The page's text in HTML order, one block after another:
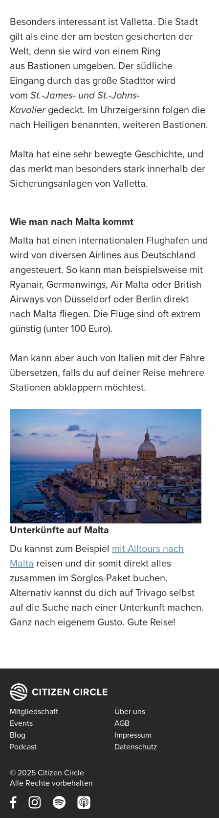
Besonders interessant ist Valletta. Die Stadt
gilt als eine der am besten gesicherten der
Welt, denn sie wird von einem Ring
aus Bastionen umgeben. Der südliche
Eingang durch das große Stadttor wird
vom St.-James- und St.-Johns-
Kavaliergedeckt. Im Uhrzeigersinn folgen die
nach Heiligen benannten, weiteren Bastionen.
Malta hat eine sehr bewegte Geschichte, und
das merkt man besonders stark innerhalb der
Sicherungsanlagen von Valletta.
Wie man nach Malta kommt
Malta hat einen internationalen Flughafen und
wird von diversen Airlines aus Deutschland
angesteuert. So kann man beispielsweise mit
Ryanair, Germanwings, Air Malta oder British
Airways von Düsseldorf oder Berlin direkt
nach Malta fliegen. Die Flüge sind oft extrem
günstig (unter 100 Euro).
Man kann aber auch von Italien mit der Fähre
übersetzen, falls du auf deiner Reise mehrere
Stationen abklappern möchtest.
Unterkünfte auf Malta
Du kannst zum Beispiel mit Alltours nach
Malta reisen und dir somit direkt alles
zusammen im Sorglos-Paket buchen.
Alternativ kannst du dich auf Trivago selbst
auf die Suche nach einer Unterkunft machen.
Ganz nach eigenem Gusto. Gute Reise!
Mitgliedschaft
Events
Blog
Podcast
Über uns
AGB
Impressum
Datenschutz
© 2025 Citizen Circle
Alle Rechte vorbehalten